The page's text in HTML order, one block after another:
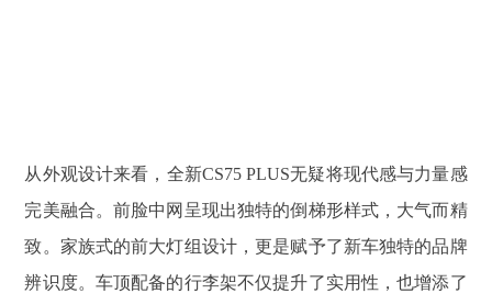
从外观设计来看，全新CS75 PLUS无疑将现代感与力量感
完美融合。前脸中网呈现出独特的倒梯形样式，大气而精
致。家族式的前大灯组设计，更是赋予了新车独特的品牌
辨识度。车顶配备的行李架不仅提升了实用性，也增添了